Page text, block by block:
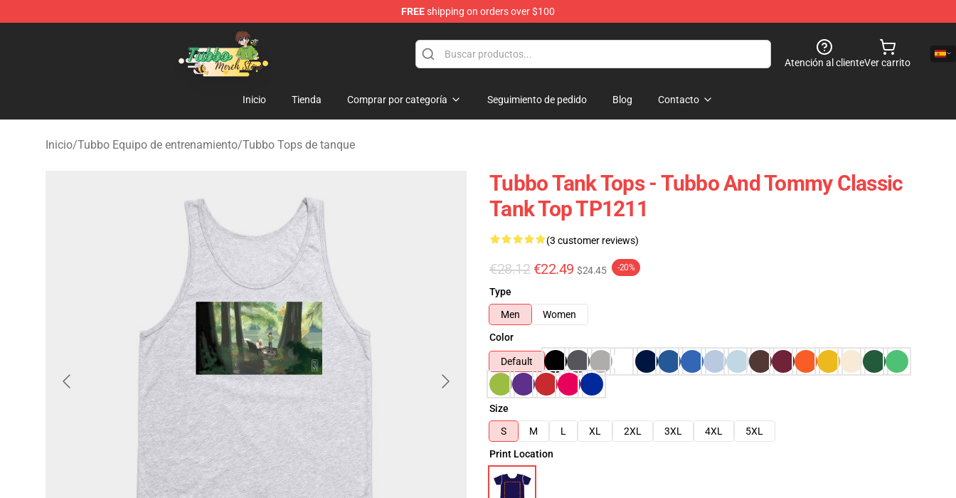
FREEshipping on orders over $100
Tubbo Store - Official Tubbo Merchandise Shop
Atención al clienteVer carrito
Inicio Tienda Comprar por categoría Seguimiento de pedido Blog Contacto
Inicio/Tubbo Equipo de entrenamiento/Tubbo Tops de tanque
Tubbo Tank Tops - Tubbo And Tommy Classic
Tank Top TP1211
(3 customer reviews)
€28.12 €22.49 $24.45 -20%
Type
Men
Women
Color
Default
Size
S
M L XL 2XL 3XL 4XL
5XL
Print Location